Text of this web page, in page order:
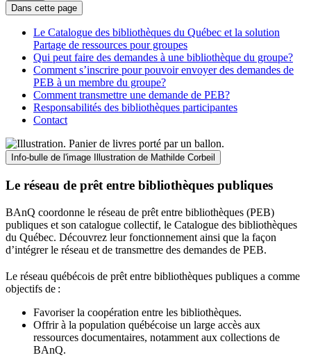
Dans cette page
Le Catalogue des bibliothèques du Québec et la solution
Partage de ressources pour groupes
Qui peut faire des demandes à une bibliothèque du groupe?
Comment s’inscrire pour pouvoir envoyer des demandes de
PEB à un membre du groupe?
Comment transmettre une demande de PEB?
Responsabilités des bibliothèques participantes
Contact
Info-bulle de l'image Illustration de Mathilde Corbeil
Le réseau de prêt entre bibliothèques publiques
BAnQ coordonne le réseau de prêt entre bibliothèques (PEB)
publiques et son catalogue collectif, le Catalogue des bibliothèques
du Québec. Découvrez leur fonctionnement ainsi que la façon
d’intégrer le réseau et de transmettre des demandes de PEB.
Le réseau québécois de prêt entre bibliothèques publiques a comme
objectifs de :
Favoriser la coopération entre les bibliothèques.
Offrir à la population québécoise un large accès aux
ressources documentaires, notamment aux collections de
BAnQ.